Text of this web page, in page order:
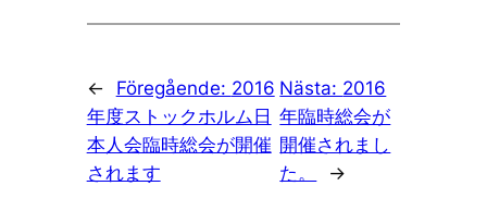
← Föregående: 2016
年度ストックホルム日
本人会臨時総会が開催
されます
Nästa: 2016
年臨時総会が
開催されまし
た。
→